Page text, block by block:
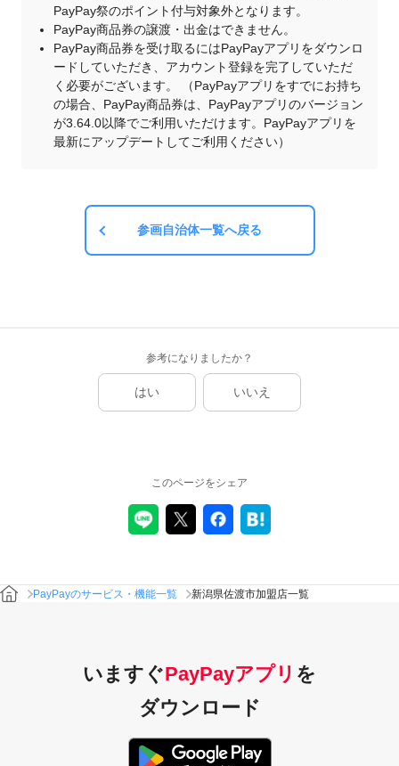
PayPay祭のポイント付与対象外となります。
PayPay商品券の譲渡・出金はできません。
PayPay商品券を受け取るにはPayPayアプリをダウンロ
ードしていただき、アカウント登録を完了していただ
く必要がございます。 （PayPayアプリをすでにお持ち
の場合、PayPay商品券は、PayPayアプリのバージョン
が3.64.0以降でご利用いただけます。PayPayアプリを
最新にアップデートしてご利用ください）
参画自治体一覧へ戻る
参考になりましたか？
はい いいえ
このページをシェア
PayPayのサービス・機能一覧 新潟県佐渡市加盟店一覧
いますぐPayPayアプリ を
ダウンロード